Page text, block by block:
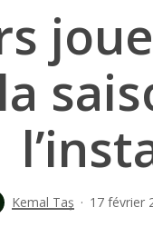
Kemal Taş 17 février